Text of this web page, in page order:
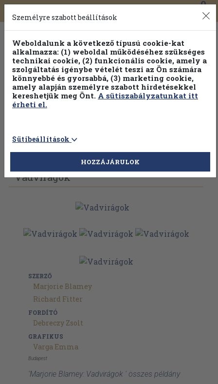
Toggle
navigation
0
Válogasson több mint 30 000 kötet közül
Hobbi témakörökben20% kedvezménnyel!
Vissza az előző oldalra Válasszon példányt
Vadvirágok
SZERZŐ
Marjorie Blamey
Richard Fitter
FORDÍTÓ
Debreczy Zsolt
GRAFIKUS
Varga Emma
Budapest
'Marjorie Blamey: Vadvirágok ' összes példány
Személyre szabott beállítások
Weboldalunk a következő típusú cookie-kat
alkalmazza: (1) weboldal működéséhez szükséges
technikai cookie, (2) funkcionális cookie, amely a
szolgáltatás igénybe vételét teszi az Ön számára
könnyebbé és gyorsabbá, (3) marketing cookie,
amely alapján személyre szabott hirdetésekkel
kereshetjük meg Önt. A sütiszabályzatunkat itt
érheti el.
Sütibeállítások
HOZZÁJÁRULOK